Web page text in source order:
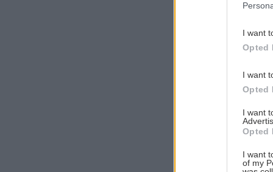
I want
Opted
I want
Opted
I want
Opted
I want
of my